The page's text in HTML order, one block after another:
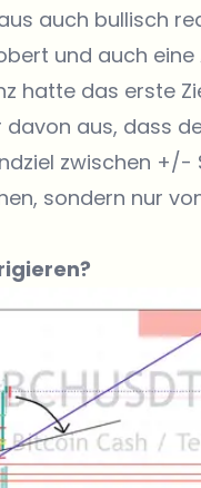
auch bullisch
und auch
hatte das erste
aus, dass
zwischen +/-
sondern nur